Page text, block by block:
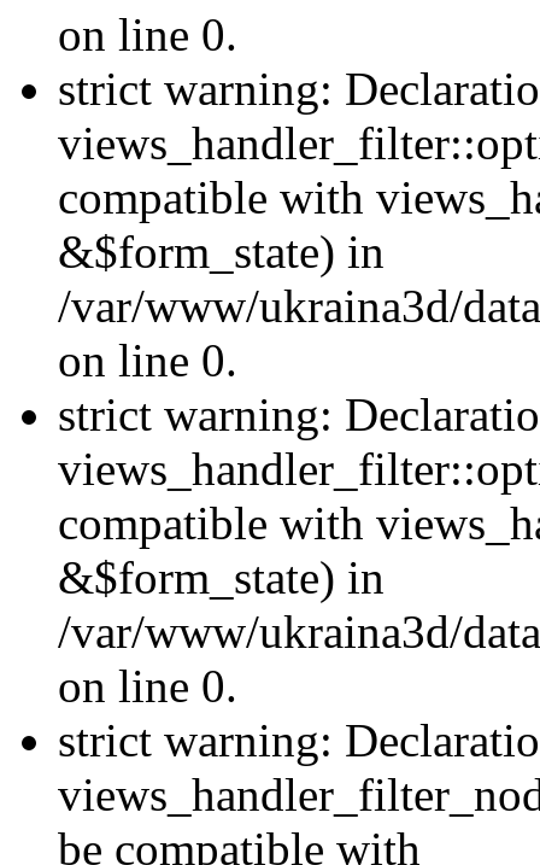
on line 0.
strict warning:
compatible with
&$form_state) in
/var/www/ukraina3d/
on line 0.
strict warning:
compatible with
&$form_state) in
/var/www/ukraina3d/
on line 0.
strict warning:
be compatible with